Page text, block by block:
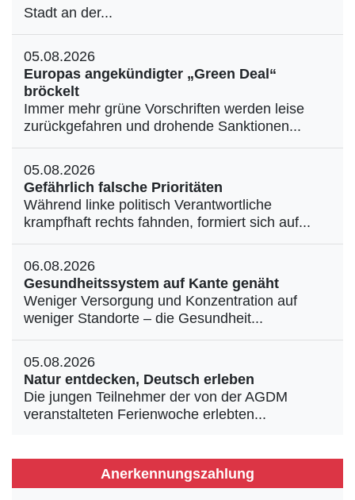
Stadt an der...
05.08.2026
Europas angekündigter „Green Deal“
bröckelt
Immer mehr grüne Vorschriften werden leise
zurückgefahren und drohende Sanktionen...
05.08.2026
Gefährlich falsche Prioritäten
Während linke politisch Verantwortliche
krampfhaft rechts fahnden, formiert sich auf...
06.08.2026
Gesundheitssystem auf Kante genäht
Weniger Versorgung und Konzentration auf
weniger Standorte – die Gesundheit...
05.08.2026
Natur entdecken, Deutsch erleben
Die jungen Teilnehmer der von der AGDM
veranstalteten Ferienwoche erlebten...
Anerkennungszahlung